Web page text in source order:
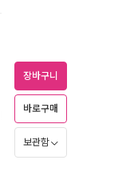
장바구니
바로구매
보관함